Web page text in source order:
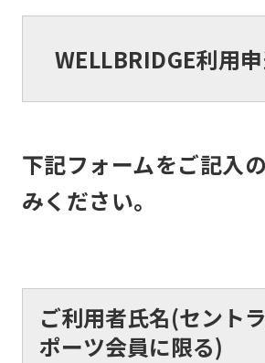
WELLBRIDGE利用
下記フォームをご記入
みください。
ご利用者氏名(セント
ポーツ会員に限る)